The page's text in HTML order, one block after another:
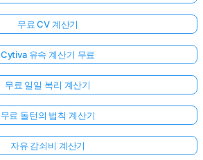
무료 CV 계산기
Cytiva 유속 계산기 무료
무료 일일 복리 계산기
무료 돌턴의 법칙 계산기
자유 감쇠비 계산기